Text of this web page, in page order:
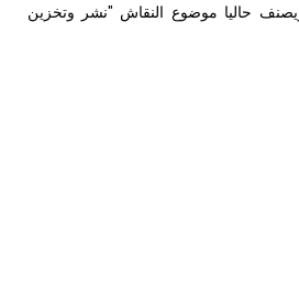
ويصنف حاليا موضوع النقاش "نشر وتخزين